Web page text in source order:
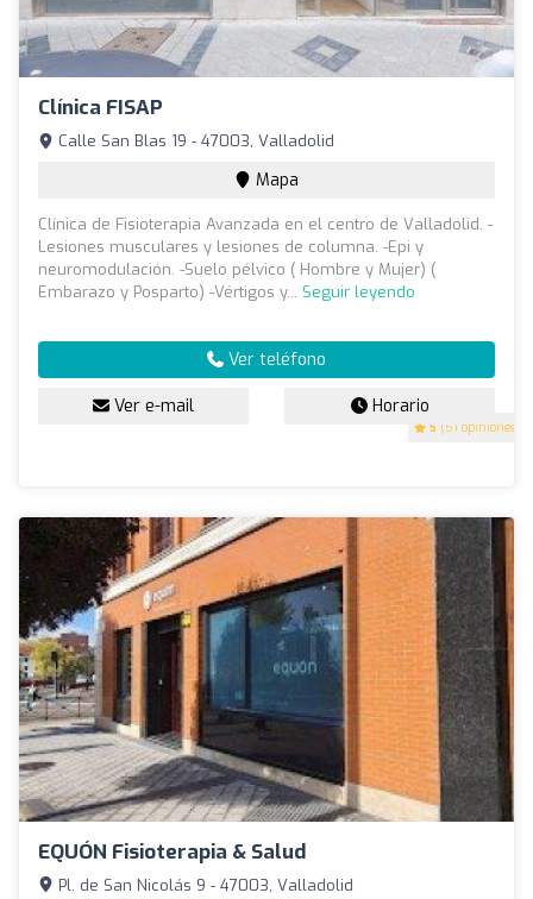
Clínica FISAP
5 (51 opiniones)
Calle San Blas 19 - 47003, Valladolid
Mapa
Clínica de Fisioterapia Avanzada en el centro de Valladolid. -
Lesiones musculares y lesiones de columna. -Epi y
neuromodulación. -Suelo pélvico ( Hombre y Mujer) (
Embarazo y Posparto) -Vértigos y... Seguir leyendo
Ver teléfono
Ver e-mail Horario
EQUÓN Fisioterapia & Salud
Pl. de San Nicolás 9 - 47003, Valladolid